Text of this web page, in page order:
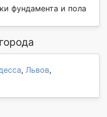
фундамента и пола
, Львов,